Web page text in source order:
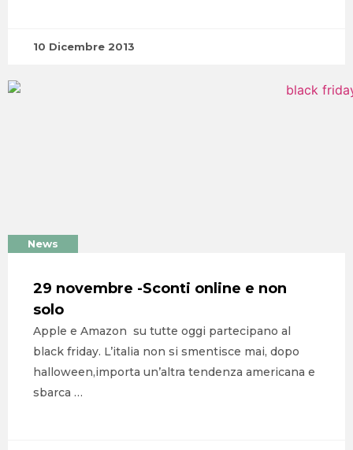
10 Dicembre 2013
News
29 novembre -Sconti online e non
solo
Apple e Amazon su tutte oggi partecipano al
black friday. L’italia non si smentisce mai, dopo
halloween,importa un’altra tendenza americana e
sbarca …